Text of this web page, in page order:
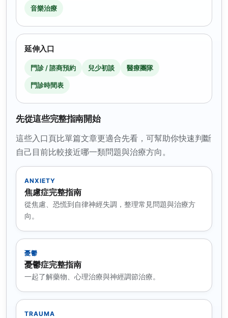
音樂治療
延伸入口
門診 / 諮商預約 兒少初談 醫療團隊
門診時間表
先從這些完整指南開始
這些入口頁比單篇文章更適合先看，可幫助你快速判斷
自己目前比較接近哪一類問題與治療方向。
ANXIETY
焦慮症完整指南
從焦慮、恐慌到自律神經失調，整理常見問題與治療方
向。
憂鬱
憂鬱症完整指南
一起了解藥物、心理治療與神經調節治療。
TRAUMA